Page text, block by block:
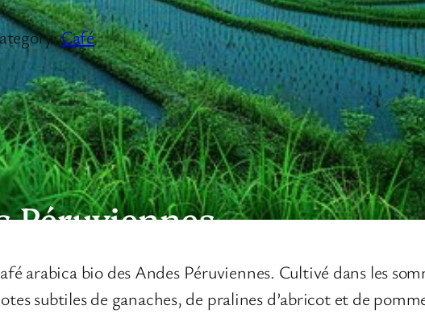
Café
Péruviennes
arabica bio des Andes Péruviennes. Cultivé dans les
subtiles de ganaches, de pralines d’abricot et de